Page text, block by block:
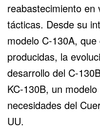
reabastecimiento en
tácticas. Desde su
modelo C-130A,
producidas, la
desarrollo del C-
KC-130B, un
necesidades del
UU.